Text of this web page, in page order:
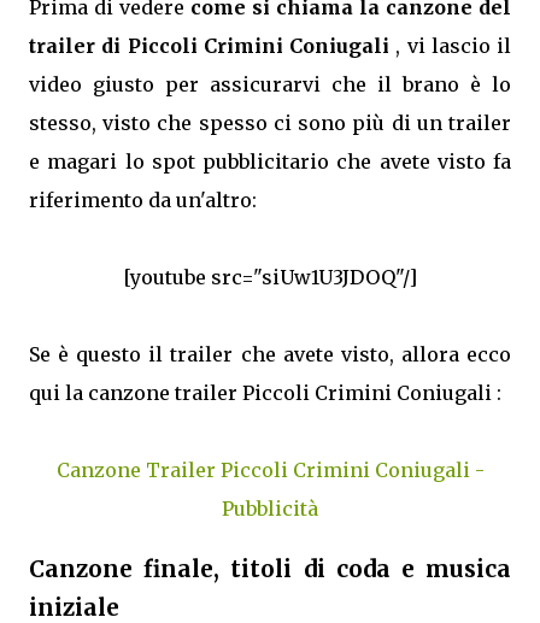
Prima di vedere come si chiama la canzone del
trailer di Piccoli Crimini Coniugali , vi lascio il
video giusto per assicurarvi che il brano è lo
stesso, visto che spesso ci sono più di un trailer
e magari lo spot pubblicitario che avete visto fa
riferimento da un'altro:
[youtube src="siUw1U3JDOQ"/]
Se è questo il trailer che avete visto, allora ecco
qui la canzone trailer Piccoli Crimini Coniugali :
Canzone Trailer Piccoli Crimini Coniugali -
Pubblicità
Canzone finale, titoli di coda e musica
iniziale